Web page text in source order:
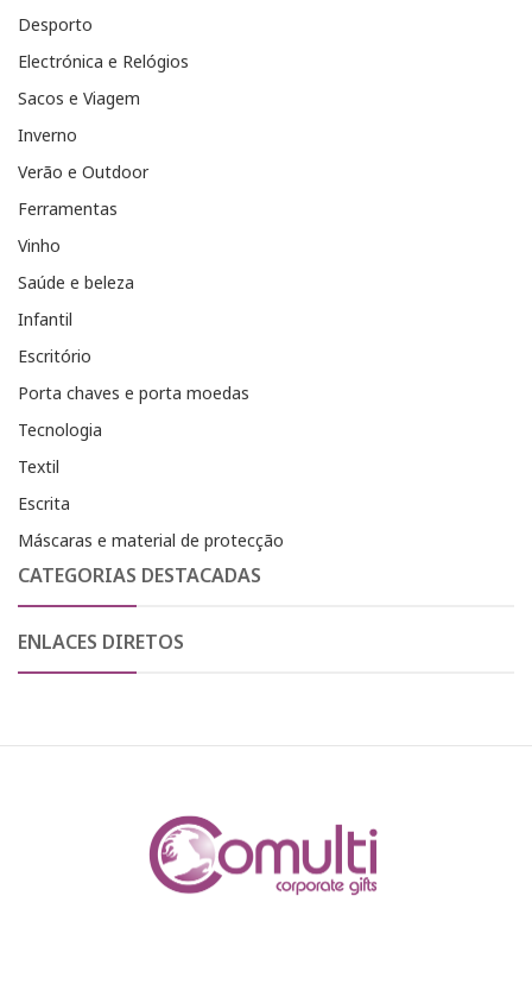
Desporto
Electrónica e Relógios
Sacos e Viagem
Inverno
Verão e Outdoor
Ferramentas
Vinho
Saúde e beleza
Infantil
Escritório
Porta chaves e porta moedas
Tecnologia
Textil
Escrita
Máscaras e material de protecção
CATEGORIAS DESTACADAS
ENLACES DIRETOS